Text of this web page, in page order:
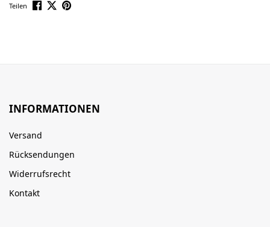
Teilen
INFORMATIONEN
Versand
Rücksendungen
Widerrufsrecht
Kontakt